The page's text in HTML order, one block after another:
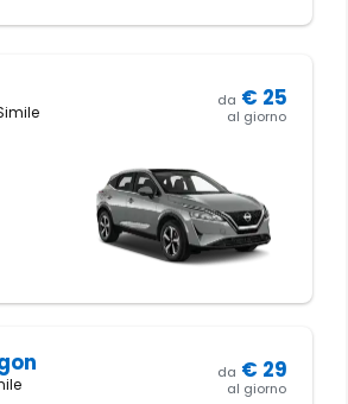
da € 25
al giorno
da € 29
al giorno